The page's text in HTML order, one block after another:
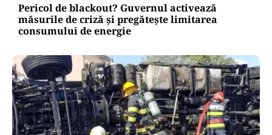
Pericol de blackout? Guvernul activează
măsurile de criză și pregătește limitarea
consumului de energie